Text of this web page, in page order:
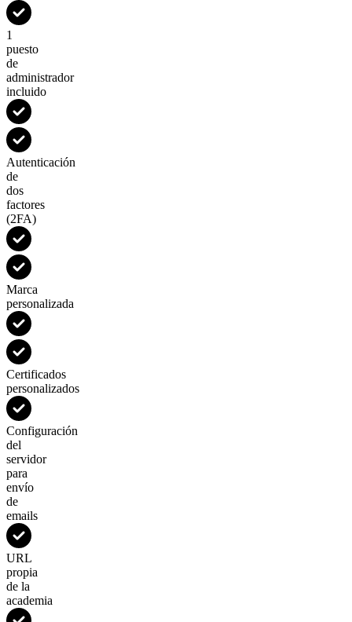
1
puesto
de
administrador
incluido
Autenticación
de
dos
factores
(2FA)
Marca
personalizada
Certificados
personalizados
Configuración
del
servidor
para
envío
de
emails
URL
propia
de la
academia